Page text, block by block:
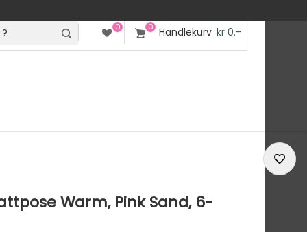
0 0 Handlekurv kr 0.-
Warm, Pink Sand, 6-